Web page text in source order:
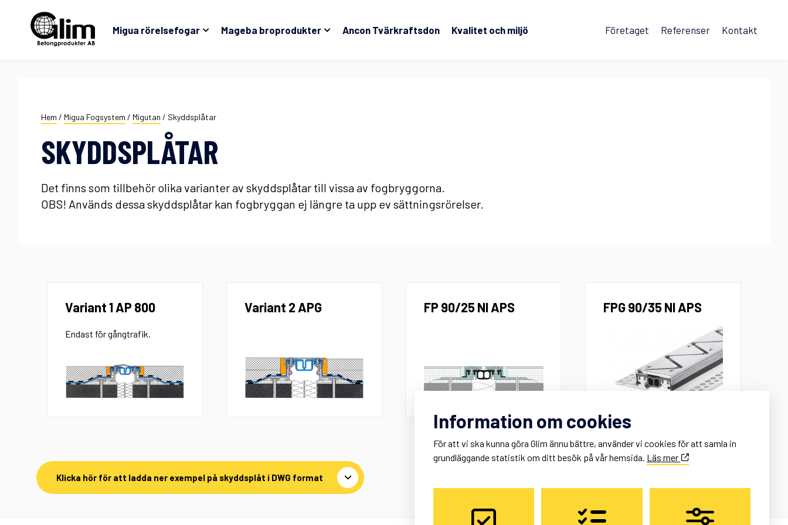
Migua rörelsefogar Mageba broprodukter Ancon Tvärkraftsdon Kvalitet och miljö Företaget Referenser Kontakt
Hem / Migua Fogsystem / Migutan / Skyddsplåtar
SKYDDSPLÅTAR
Det finns som tillbehör olika varianter av skyddsplåtar till vissa av fogbryggorna.
OBS! Används dessa skyddsplåtar kan fogbryggan ej längre ta upp ev sättningsrörelser.
Variant 1 AP 800
Endast för gångtrafik.
Variant 2 APG​ FP 90/25 NI APS FPG 90/35 NI APS
Klicka hör för att ladda ner exempel på skyddsplåt i DWG format
Information om cookies
För att vi ska kunna göra Glim ännu bättre, använder vi cookies för att samla in
grundläggande statistik om ditt besök på vår hemsida. Läs mer